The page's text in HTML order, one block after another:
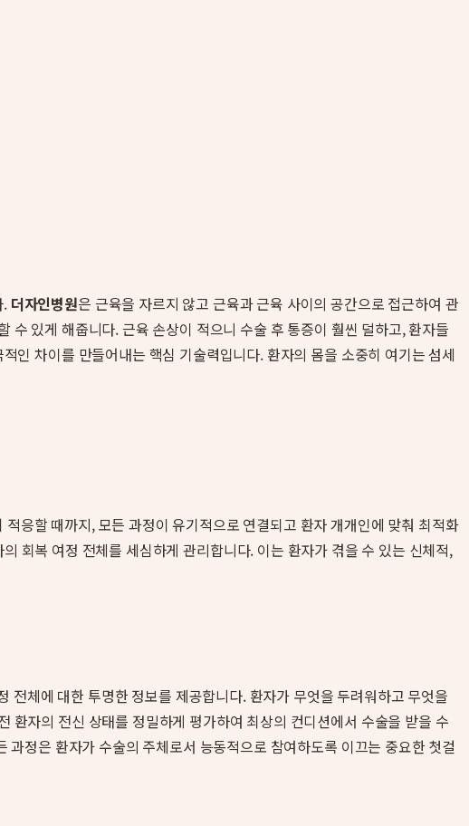
. 더자인병원은 근육을 자르지 않고 근육과 근육 사이의 공간으로 접근하여 관
있게 해줍니다. 근육 손상이 적으니 수술 후 통증이 훨씬 덜하고, 환자들
인 차이를 만들어내는 핵심 기술력입니다. 환자의 몸을 소중히 여기는 섬세
응할 때까지, 모든 과정이 유기적으로 연결되고 환자 개개인에 맞춰 최적화
회복 여정 전체를 세심하게 관리합니다. 이는 환자가 겪을 수 있는 신체적,
체에 대한 투명한 정보를 제공합니다. 환자가 무엇을 두려워하고 무엇을
환자의 전신 상태를 정밀하게 평가하여 최상의 컨디션에서 수술을 받을 수
정은 환자가 수술의 주체로서 능동적으로 참여하도록 이끄는 중요한 첫걸